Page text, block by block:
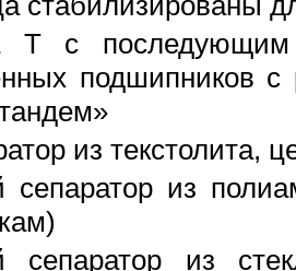
T с
подшипников
из текстолита,
сепаратор из
сепаратор из